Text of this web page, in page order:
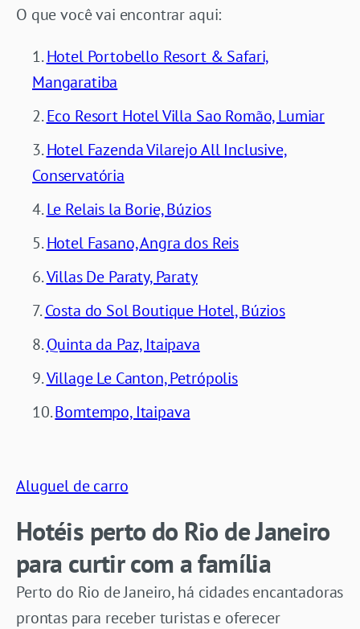
O que você vai encontrar aqui:
Hotel Portobello Resort & Safari,
Mangaratiba
Eco Resort Hotel Villa Sao Romão, Lumiar
Hotel Fazenda Vilarejo All Inclusive,
Conservatória
Le Relais la Borie, Búzios
Hotel Fasano, Angra dos Reis
Villas De Paraty, Paraty
Costa do Sol Boutique Hotel, Búzios
Quinta da Paz, Itaipava
Village Le Canton, Petrópolis
Bomtempo, Itaipava
Aluguel de carro
Hotéis perto do Rio de Janeiro
para curtir com a família
Perto do Rio de Janeiro, há cidades encantadoras
prontas para receber turistas e oferecer